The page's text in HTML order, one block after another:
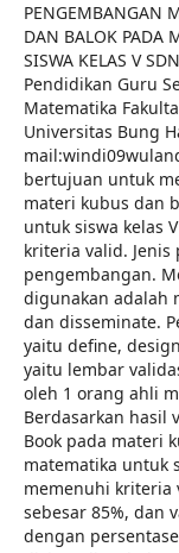
PENGEMBANGAN
DAN BALOK PADA
SISWA KELAS V
Pendidikan Guru
Matematika
Universitas Bung
bertujuan untuk
materi kubus dan
untuk siswa kelas
kriteria valid.
pengembangan.
digunakan adalah
dan disseminate.
yaitu define,
yaitu lembar
oleh 1 orang ahli
Berdasarkan hasil
Book pada materi
matematika untuk
memenuhi kriteria
sebesar 85%, dan
dengan